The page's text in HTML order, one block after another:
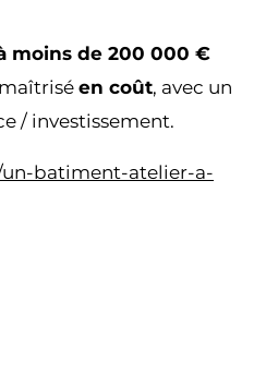
moins de 200 000 €
en coût, avec un
/ investissement.
batiment-atelier-a-